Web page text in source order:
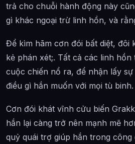
trả cho chuỗi hành động này
gì khác ngoại trừ linh hồn, và
Để kìm hãm cơn đói bất diệt, đôi
kẻ phán xét;. Tất cả các linh
cuộc chiến nổ ra, để nhận lấy
điều gì hắn muốn với mọi tù binh.
Cơn đói khát vĩnh cửu biến
hắn lại càng trở nên mạnh mẽ
quỷ quái trợ giúp hắn trong